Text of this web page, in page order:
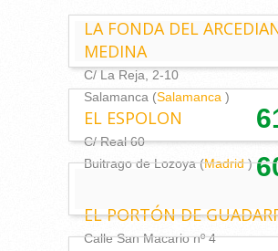
LA FONDA DEL
MEDINA
C/ La Reja, 2-10
Salamanca (Salamanca )
EL ESPOLON
C/ Real 60
Buitrago de Lozoya (Madrid )
EL PORTÓN DE
Calle San Macario nº 4